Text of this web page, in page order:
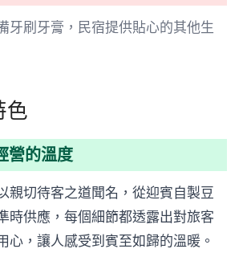
牙刷牙膏，民宿提供貼心的其他生
色
營的溫度
親切待客之道聞名，從迎賓自製豆
時供應，每個細節都透露出對旅客
心，讓人感受到賓至如歸的溫暖。